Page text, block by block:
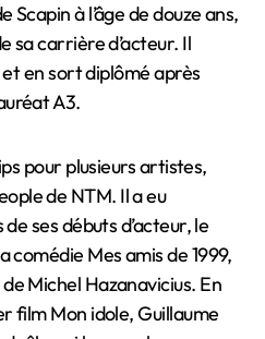
Scapin à l’âge de douze ans,
sa carrière d’acteur. Il
en sort diplômé après
A3.
pour plusieurs artistes,
de NTM. Il a eu
ses débuts d’acteur, le
comédie Mes amis de 1999,
Michel Hazanavicius. En
film Mon idole, Guillaume